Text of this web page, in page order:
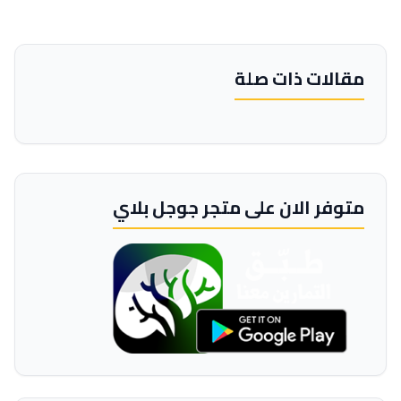
مقالات ذات صلة
متوفر الان على متجر جوجل بلاي